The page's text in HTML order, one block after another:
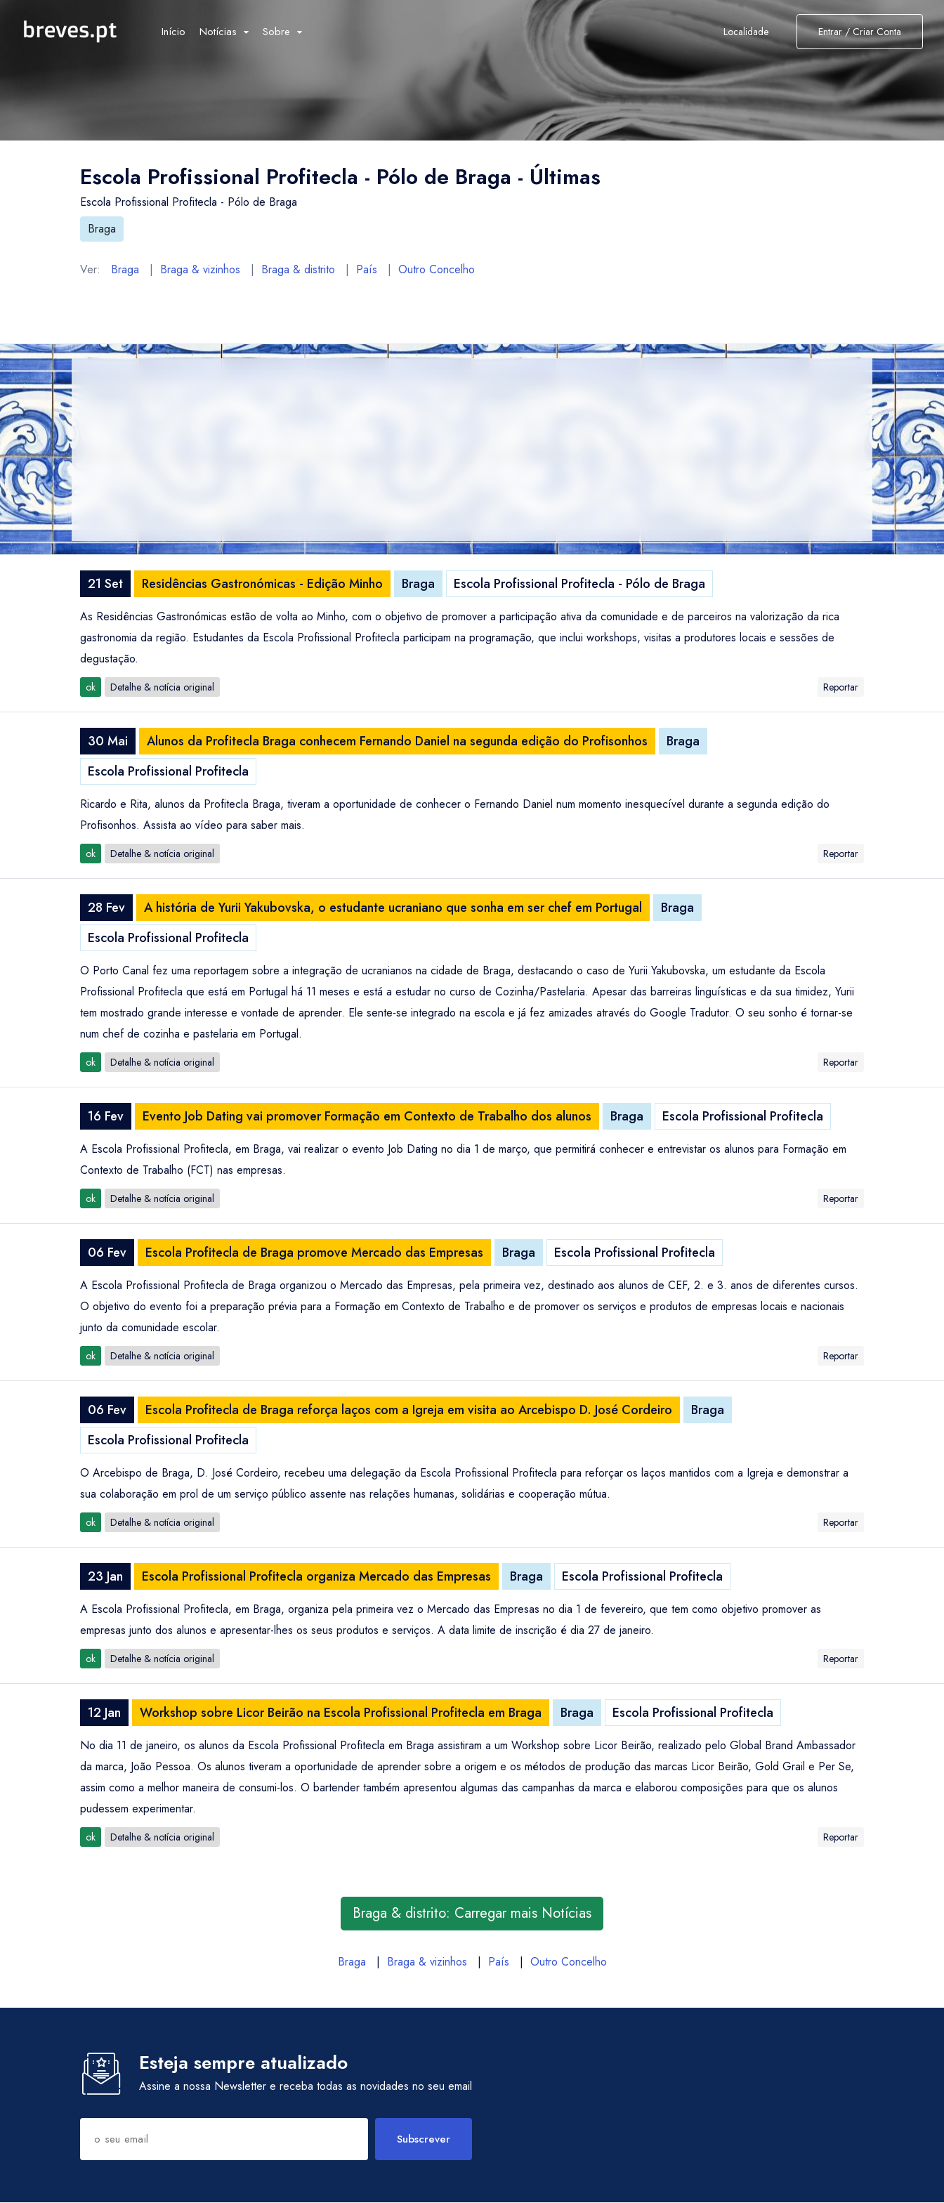
Início Notícias Sobre Localidade Entrar / Criar Conta
Escola Profissional Profitecla - Pólo de Braga - Últimas
Escola Profissional Profitecla - Pólo de Braga
Braga
Ver: Braga | Braga & vizinhos | Braga & distrito | País | Outro Concelho
21 Set Residências Gastronómicas - Edição Minho Braga Escola Profissional Profitecla - Pólo de Braga
As Residências Gastronómicas estão de volta ao Minho, com o objetivo de promover a participação ativa da comunidade e de parceiros na valorização da rica
gastronomia da região. Estudantes da Escola Profissional Profitecla participam na programação, que inclui workshops, visitas a produtores locais e sessões de
degustação.
ok Detalhe & notícia original Reportar
30 Mai Alunos da Profitecla Braga conhecem Fernando Daniel na segunda edição do Profisonhos
Braga
Escola Profissional Profitecla
Ricardo e Rita, alunos da Profitecla Braga, tiveram a oportunidade de conhecer o Fernando Daniel num momento inesquecível durante a segunda edição do
Profisonhos. Assista ao vídeo para saber mais.
ok Detalhe & notícia original Reportar
28 Fev A história de Yurii Yakubovska, o estudante ucraniano que sonha em ser chef em Portugal
Braga
Escola Profissional Profitecla
O Porto Canal fez uma reportagem sobre a integração de ucranianos na cidade de Braga, destacando o caso de Yurii Yakubovska, um estudante da Escola
Profissional Profitecla que está em Portugal há 11 meses e está a estudar no curso de Cozinha/Pastelaria. Apesar das barreiras linguísticas e da sua timidez, Yurii
tem mostrado grande interesse e vontade de aprender. Ele sente-se integrado na escola e já fez amizades através do Google Tradutor. O seu sonho é tornar-se
num chef de cozinha e pastelaria em Portugal.
ok Detalhe & notícia original Reportar
16 Fev Evento Job Dating vai promover Formação em Contexto de Trabalho dos alunos Braga Escola Profissional Profitecla
A Escola Profissional Profitecla, em Braga, vai realizar o evento Job Dating no dia 1 de março, que permitirá conhecer e entrevistar os alunos para Formação em
Contexto de Trabalho (FCT) nas empresas.
ok Detalhe & notícia original Reportar
06 Fev Escola Profitecla de Braga promove Mercado das Empresas Braga Escola Profissional Profitecla
A Escola Profissional Profitecla de Braga organizou o Mercado das Empresas, pela primeira vez, destinado aos alunos de CEF, 2. e 3. anos de diferentes cursos.
O objetivo do evento foi a preparação prévia para a Formação em Contexto de Trabalho e de promover os serviços e produtos de empresas locais e nacionais
junto da comunidade escolar.
ok Detalhe & notícia original Reportar
06 Fev Escola Profitecla de Braga reforça laços com a Igreja em visita ao Arcebispo D. José Cordeiro
Braga
Escola Profissional Profitecla
O Arcebispo de Braga, D. José Cordeiro, recebeu uma delegação da Escola Profissional Profitecla para reforçar os laços mantidos com a Igreja e demonstrar a
sua colaboração em prol de um serviço público assente nas relações humanas, solidárias e cooperação mútua.
ok Detalhe & notícia original Reportar
23 Jan Escola Profissional Profitecla organiza Mercado das Empresas Braga Escola Profissional Profitecla
A Escola Profissional Profitecla, em Braga, organiza pela primeira vez o Mercado das Empresas no dia 1 de fevereiro, que tem como objetivo promover as
empresas junto dos alunos e apresentar-lhes os seus produtos e serviços. A data limite de inscrição é dia 27 de janeiro.
ok Detalhe & notícia original Reportar
12 Jan Workshop sobre Licor Beirão na Escola Profissional Profitecla em Braga Braga Escola Profissional Profitecla
No dia 11 de janeiro, os alunos da Escola Profissional Profitecla em Braga assistiram a um Workshop sobre Licor Beirão, realizado pelo Global Brand Ambassador
da marca, João Pessoa. Os alunos tiveram a oportunidade de aprender sobre a origem e os métodos de produção das marcas Licor Beirão, Gold Grail e Per Se,
assim como a melhor maneira de consumi-los. O bartender também apresentou algumas das campanhas da marca e elaborou composições para que os alunos
pudessem experimentar.
ok Detalhe & notícia original Reportar
Braga & distrito: Carregar mais Notícias
Braga | Braga & vizinhos | País | Outro Concelho
Esteja sempre atualizado
Assine a nossa Newsletter e receba todas as novidades no seu email
Subscrever